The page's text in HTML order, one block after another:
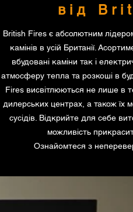
від
British Fires є абсолютним
камінів в усій Британії.
вбудовані каміни так і
атмосферу тепла та розкоші в
Fires висвітлюються не лише в
дилерських центрах, а також їх
сусідів. Відкрийте для себе
можливість
Ознайомтеся з